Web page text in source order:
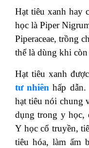
Hạt tiêu xanh hay
học là Piper
Piperaceae, trồng
thể là dùng khi
Hạt tiêu xanh
tư nhiên hấp
hạt tiêu nói chung
dụng trong y học,
Y học cổ truyền,
tiêu hóa, làm ấm